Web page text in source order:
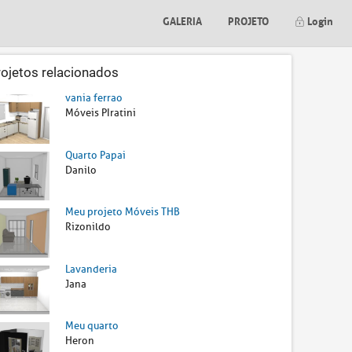
GALERIA PROJETO Login
relacionados
vania ferrao
Móveis PIratini
Quarto Papai
Danilo
Meu projeto Móveis THB
Rizonildo
Lavanderia
Jana
Meu quarto
Heron